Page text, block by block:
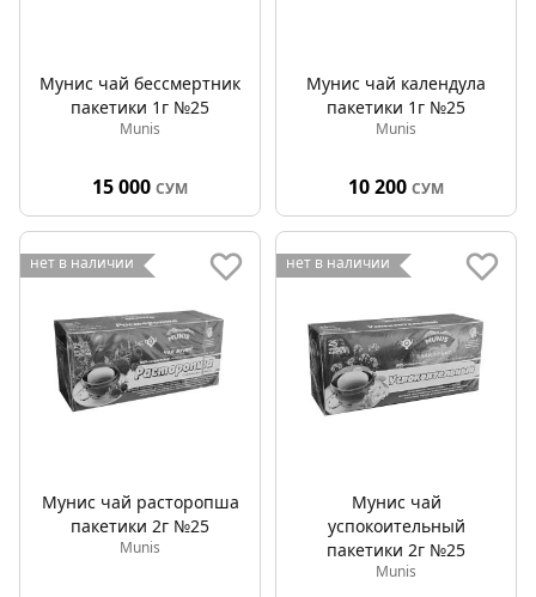
Мунис чай бессмертник
пакетики 1г №25
Munis
15 000 СУМ
Мунис чай календула
пакетики 1г №25
Munis
10 200 СУМ
нет в наличии
Мунис чай расторопша
пакетики 2г №25
Munis
нет в наличии
Мунис чай
успокоительный
пакетики 2г №25
Munis